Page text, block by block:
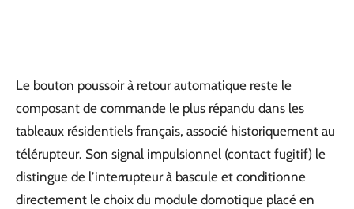
Le bouton poussoir à retour automatique reste le
composant de commande le plus répandu dans les
tableaux résidentiels français, associé historiquement au
télérupteur. Son signal impulsionnel (contact fugitif) le
distingue de l’interrupteur à bascule et conditionne
directement le choix du module domotique placé en